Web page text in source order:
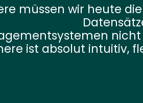
müssen wir heute
ist absolut intuitiv,